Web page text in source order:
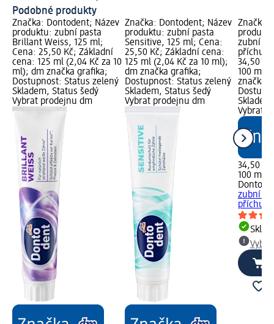
Podobné produkty
Značka: Dontodent; Název
produktu: zubní pasta
Brillant Weiss, 125 ml;
Cena: 25,50 Kč; Základní
cena: 125 ml (2,04 Kč za 10
ml); dm značka grafika;
Dostupnost: Status zelený
Skladem, Status šedý
Vybrat prodejnu dm
Značka: Dontodent; Název
produktu: zubní pasta
Sensitive, 125 ml; Cena:
25,50 Kč; Základní cena:
125 ml (2,04 Kč za 10 ml);
dm značka grafika;
Dostupnost: Status zelený
Skladem, Status šedý
Vybrat prodejnu dm
Značka:
zubní
příchutí,
34,50
100 m
značka
Vybrat
34,50 Kč
100 m
zubní
příchutí,